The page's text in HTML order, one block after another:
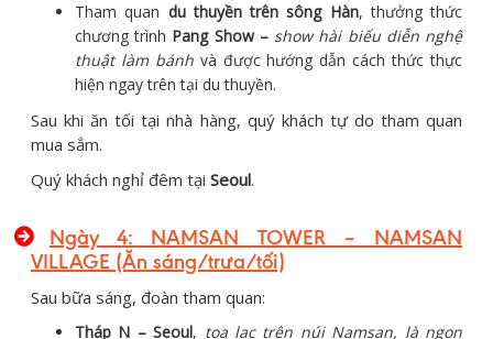
Tham quan du thuyền trên sông Hàn, thưởng thức
chương trình Pang Show – show hài biểu diễn nghệ
thuật làm bánhvà được hướng dẫn cách thức thực
hiện ngay trên tại du thuyền.
Sau khi ăn tối tại nhà hàng, quý khách tự do tham quan
mua sắm.
Quý khách nghỉ đêm tại Seoul.
Ngày 4: NAMSAN TOWER – NAMSAN
VILLAGE (Ăn sáng/trưa/tối)
Sau bữa sáng, đoàn tham quan:
Tháp N – Seoul, tọa lạc trên núi Namsan, là ngọn